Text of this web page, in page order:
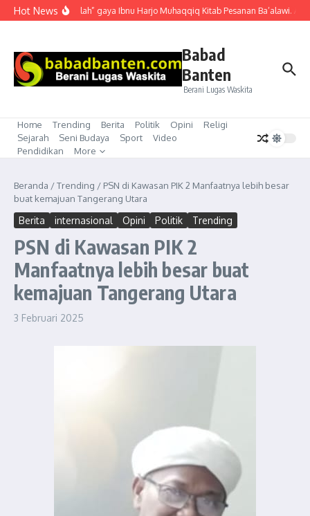
Lewati ke konten
Hot News“Mubahalah” gaya Ibnu Harjo Muhaqqiq Kitab Pesanan Ba’alawi.
Babad
Banten
Berani Lugas Waskita
Home Trending Berita Politik Opini
Religi
Sejarah
Seni Budaya Sport
Video
Pendidikan
More
Beranda /Trending / PSN di Kawasan PIK 2 Manfaatnya lebih besar
buat kemajuan Tangerang Utara
Berita internasional Opini Politik Trending
PSN di Kawasan PIK 2
Manfaatnya lebih besar buat
kemajuan Tangerang Utara
3 Februari 2025